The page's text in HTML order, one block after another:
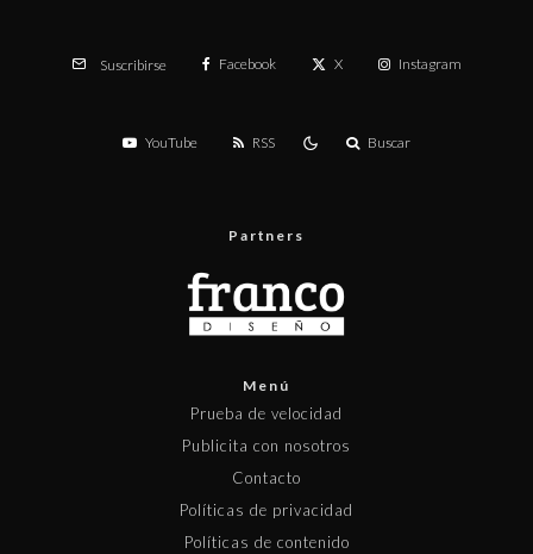
Suscribirse Facebook X Instagram
YouTube RSS Buscar
Partners
Menú
Prueba de velocidad
Publicita con nosotros
Contacto
Políticas de privacidad
Políticas de contenido